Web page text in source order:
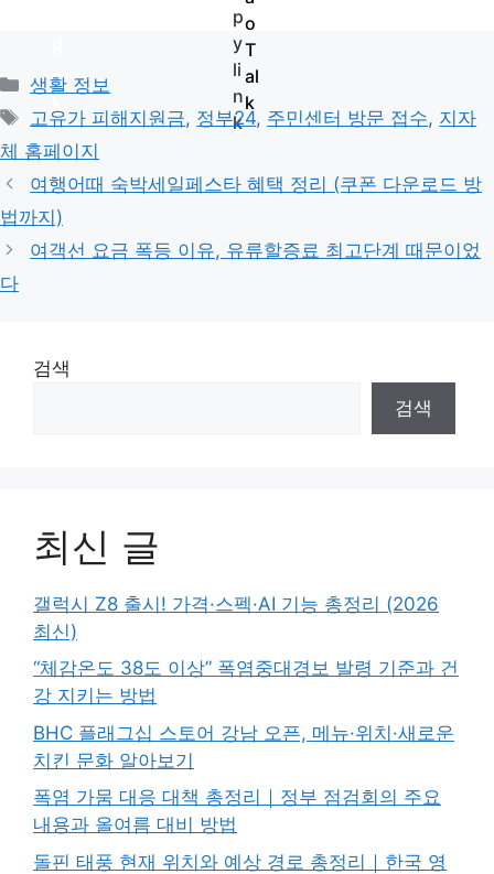
Categories
생활 정보
Tags
고유가 피해지원금, 정부24, 주민센터 방문 접수, 지자
체 홈페이지
여행어때 숙박세일페스타 혜택 정리 (쿠폰 다운로드 방
법까지)
여객선 요금 폭등 이유, 유류할증료 최고단계 때문이었
다
검색
검색
최신 글
갤럭시 Z8 출시! 가격·스펙·AI 기능 총정리 (2026
최신)
“체감온도 38도 이상” 폭염중대경보 발령 기준과 건
강 지키는 방법
BHC 플래그십 스토어 강남 오픈, 메뉴·위치·새로운
치킨 문화 알아보기
폭염 가뭄 대응 대책 총정리｜정부 점검회의 주요
내용과 올여름 대비 방법
돌핀 태풍 현재 위치와 예상 경로 총정리｜한국 영